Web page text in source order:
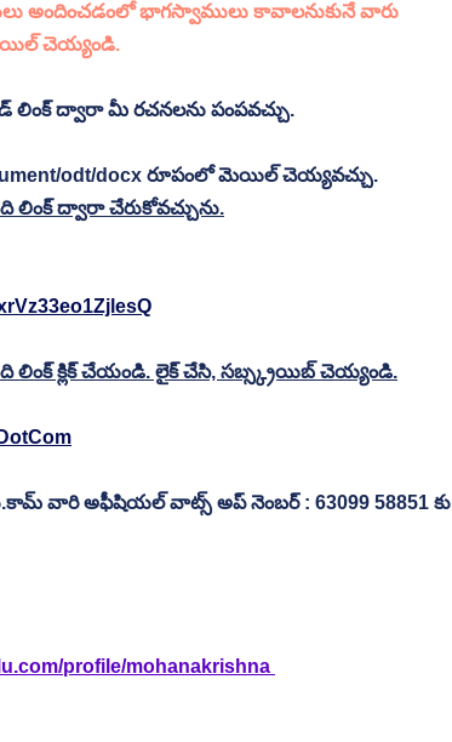
అందించడంలో భాగస్వాములు కావాలనుకునే వారు
చెయ్యండి.
లింక్ ద్వారా మీ రచనలను పంపవచ్చు.
odt/docx రూపంలో మెయిల్ చెయ్యవచ్చు.
ద్వారా చేరుకోవచ్చును.
లింక్ క్లిక్ చేయండి. లైక్ చేసి, సబ్స్క్రయిబ్ చెయ్యండి.
వారి అఫీషియల్ వాట్స్ అప్ నెంబర్ : 63099 58851 కు
profile/mohanakrishna